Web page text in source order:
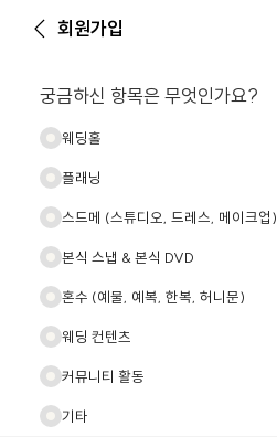
회원가입
궁금하신 항목은 무엇인가요?
웨딩홀
플래닝
스드메 (스튜디오, 드레스, 메이크업)
본식 스냅 & 본식 DVD
혼수 (예물, 예복, 한복, 허니문)
웨딩 컨텐츠
커뮤니티 활동
기타